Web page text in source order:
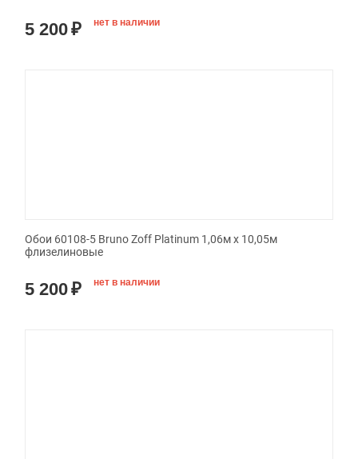
5 200₽ нет в наличии
Обои 60108-5 Bruno Zoff Platinum 1,06м х 10,05м
флизелиновые
5 200₽ нет в наличии